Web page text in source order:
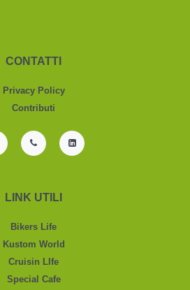
CONTATTI
Privacy Policy
Contributi
LINK UTILI
Bikers Life
Kustom World
Cruisin LIfe
Special Cafe